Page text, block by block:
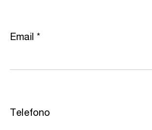
Email *
Telefono